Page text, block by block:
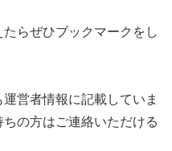
らぜひブックマークをし
営者情報に記載していま
の方はご連絡いただける